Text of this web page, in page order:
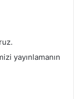
yayınlamanın